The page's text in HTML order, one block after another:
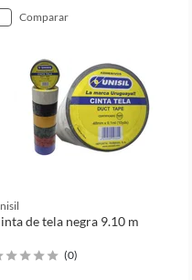
comparar
de tela negra 9.10 m
(0)